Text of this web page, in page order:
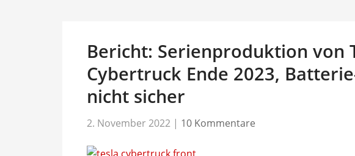
Bericht: Serienproduktion von
Cybertruck Ende 2023,
nicht sicher
2. November 2022 | 10 Kommentare